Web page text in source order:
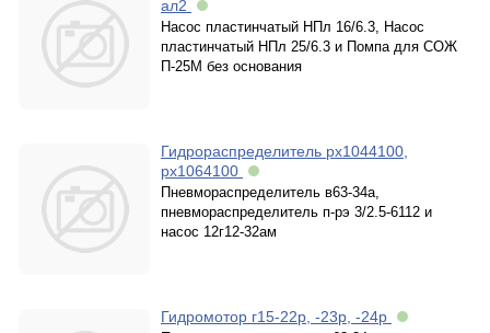
ал2
Насос пластинчатый НПл 16/6.3, Насос
пластинчатый НПл 25/6.3 и Помпа для СОЖ
П-25М без основания
Гидрораспределитель рх1044100,
рх1064100
Пневмораспределитель в63-34а,
пневмораспределитель п-рэ 3/2.5-6112 и
насос 12г12-32ам
Гидромотор г15-22р, -23р, -24р